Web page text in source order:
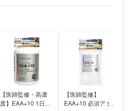
【医師監修・高濃
度】EAA+10 1日2
【医師監修】
EAA+10 必須アミノ